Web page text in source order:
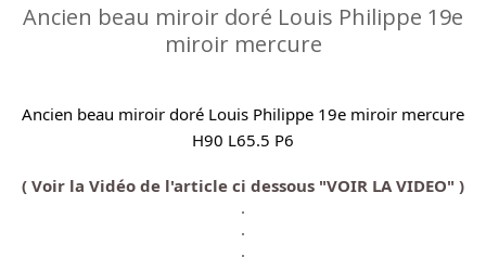
Ancien beau miroir doré Louis Philippe 19e
miroir mercure
Ancien beau miroir doré Louis Philippe 19e miroir mercure
H90 L65.5 P6
( Voir la Vidéo de l'article ci dessous "VOIR LA VIDEO" )
.
.
.